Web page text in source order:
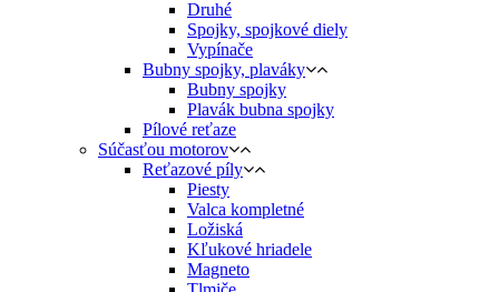
Druhé
Spojky, spojkové diely
Vypínače
Bubny spojky, plaváky
Bubny spojky
Plavák bubna spojky
Pílové reťaze
Súčasťou motorov
Reťazové píly
Piesty
Valca kompletné
Ložiská
Kľukové hriadele
Magneto